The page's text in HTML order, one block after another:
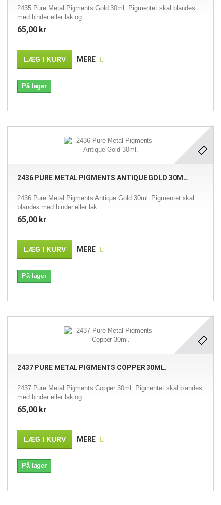
2435 Pure Metal Pigments Gold 30ml. Pigmentet skal blandes
med binder eller lak og...
65,00 kr
LÆG I KURV MERE
På lager
2436 PURE METAL PIGMENTS ANTIQUE GOLD 30ML.
2436 Pure Metal Pigments Antique Gold 30ml. Pigmentet skal
blandes med binder eller lak...
65,00 kr
LÆG I KURV MERE
På lager
2437 PURE METAL PIGMENTS COPPER 30ML.
2437 Pure Metal Pigments Copper 30ml. Pigmentet skal blandes
med binder eller lak og...
65,00 kr
LÆG I KURV MERE
På lager